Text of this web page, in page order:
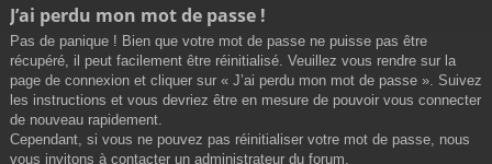
J’ai perdu mon mot de passe !
Pas de panique ! Bien que votre mot de passe ne puisse pas être
récupéré, il peut facilement être réinitialisé. Veuillez vous rendre sur la
page de connexion et cliquer sur « J’ai perdu mon mot de passe ». Suivez
les instructions et vous devriez être en mesure de pouvoir vous connecter
de nouveau rapidement.
Cependant, si vous ne pouvez pas réinitialiser votre mot de passe, nous
vous invitons à contacter un administrateur du forum.